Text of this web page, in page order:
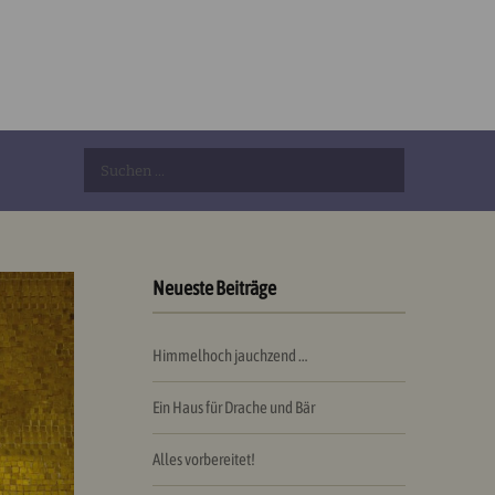
Neueste Beiträge
Himmelhoch jauchzend …
Ein Haus für Drache und Bär
Alles vorbereitet!